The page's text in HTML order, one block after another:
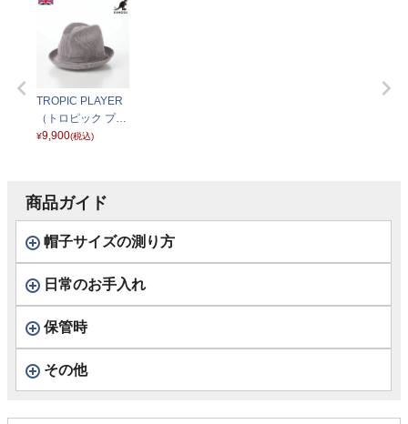
TROPIC PLAYER
（トロピック プレ
イヤー） グレー
¥9,900(税込)
商品ガイド
帽子サイズの測り方
日常のお手入れ
保管時
その他